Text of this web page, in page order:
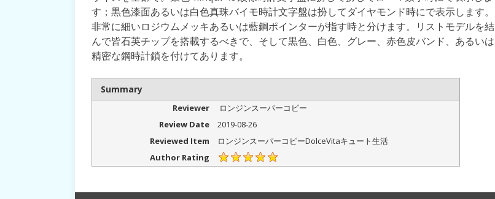
す；黒色漆面あるいは白色真珠バイモ時計文字盤は扮してダイヤモンド時にで表示します。
非常に細いロジウムメッキあるいは藍鋼ポインターが指す時と分けます。リストモデルを結
んで皆石英チップを搭載するべきで、そして黒色、白色、グレー、赤色皮バンド、あるいは
精密な鋼時計鎖を付けてあります。
Summary
Reviewer
ロンジンスーパーコピー
Review Date
2019-08-26
Reviewed Item
ロンジンスーパーコピーDolceVitaキュート生活
Author Rating